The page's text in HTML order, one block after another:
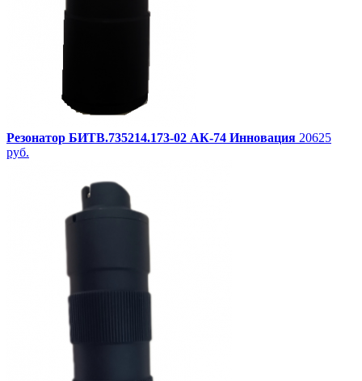
Резонатор БИТВ.735214.173-02 АК-74 Инновация 20625
руб.